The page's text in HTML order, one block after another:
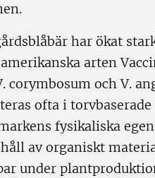
har ökat
arten
corymbosum och V.
ofta i
fysikaliska
av organiskt
under